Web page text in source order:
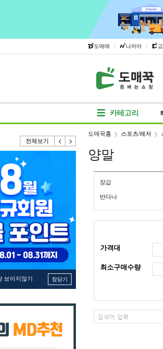
도매매 | 나까마 |
카테고리
전체보기
보이지않기 창닫기
도매꾹홈 스포츠/레저
양말
장갑
반다나
가격대
최소구매수량